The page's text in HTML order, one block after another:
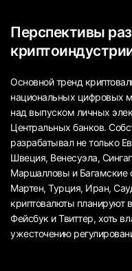
Перспективы
Основной тренд
национальных цифровых
над выпуском личных
Центральных банков.
разрабатывал не только
Швеция, Венесуэла,
Маршалловы и Багамские
Мартен, Турция, Иран,
криптовалюты планируют
Фейсбук и Твиттер, хоть
ужесточению